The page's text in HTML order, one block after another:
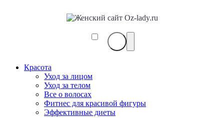
Красота
Уход за лицом
Уход за телом
Все о волосах
Фитнес для красивой фигуры
Эффективные диеты